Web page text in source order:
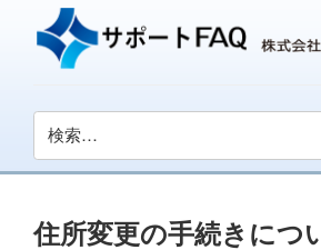
住所変更の手続きにつ